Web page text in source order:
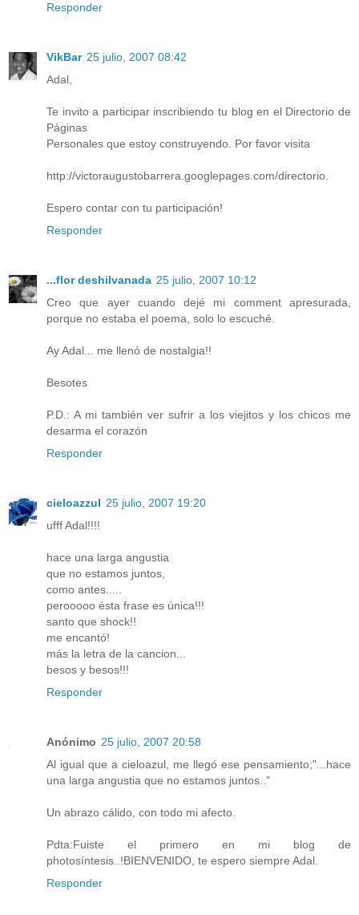
Responder
VikBar 25 julio, 2007 08:42
Adal,
Te invito a participar inscribiendo tu blog en el Directorio de
Páginas
Personales que estoy construyendo. Por favor visita
http://victoraugustobarrera.googlepages.com/directorio.
Espero contar con tu participación!
Responder
...flor deshilvanada 25 julio, 2007 10:12
Creo que ayer cuando dejé mi comment apresurada,
porque no estaba el poema, solo lo escuché.
Ay Adal... me llenó de nostalgia!!
Besotes
P.D.: A mi también ver sufrir a los viejitos y los chicos me
desarma el corazón
Responder
cieloazzul 25 julio, 2007 19:20
ufff Adal!!!!
hace una larga angustia
que no estamos juntos,
como antes.....
perooooo ésta frase es única!!!
santo que shock!!
me encantó!
más la letra de la cancion...
besos y besos!!!
Responder
Anónimo 25 julio, 2007 20:58
Al igual que a cieloazul, me llegó ese pensamiento;"...hace
una larga angustia que no estamos juntos.."
Un abrazo cálido, con todo mi afecto.
Pdta:Fuiste el primero en mi blog de
photosíntesis..!BIENVENIDO, te espero siempre Adal.
Responder